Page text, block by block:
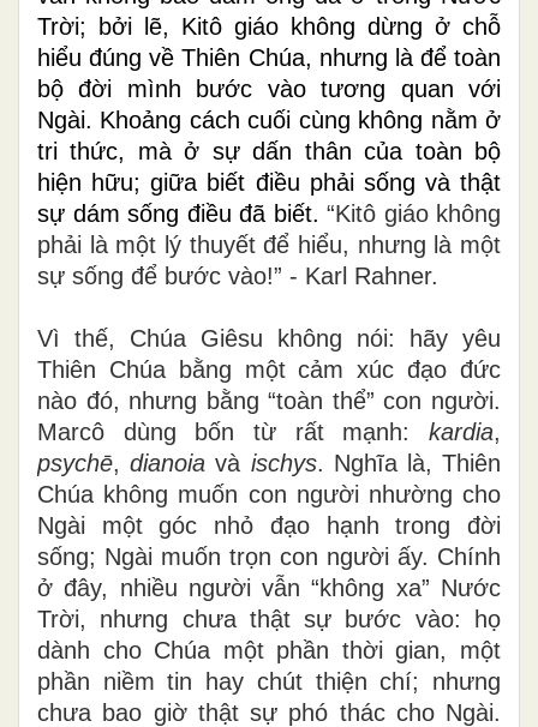
Trời; bởi lẽ, Kitô giáo không dừng ở chỗ
hiểu đúng về Thiên Chúa, nhưng là để toàn
bộ đời mình bước vào tương quan với
Ngài. Khoảng cách cuối cùng không nằm ở
tri thức,
mà ở sự dấn thân của toàn bộ
hiện hữu;giữa biết điều phải sống và thật
sự dám sống điều đã biết. “Kitô giáo không
phải là một lý thuyết để hiểu, nhưng là một
sự sống để bước vào!” - Karl Rahner.
Vì thế, Chúa Giêsu không nói: hãy yêu
Thiên Chúa bằng một cảm xúc đạo đức
nào đó, nhưng bằng “toàn thể” con người.
Marcô dùng bốn từ rất mạnh: kardia,
psychē,dianoia và ischys. Nghĩa là, Thiên
Chúa không muốn con người nhường cho
Ngài một góc nhỏ đạo hạnh trong đời
sống; Ngài muốn trọn con người ấy. Chính
ở đây, nhiều người vẫn “không xa” Nước
Trời, nhưng chưa thật sự bước vào: họ
dành cho Chúa một phần thời gian, một
phần niềm tin hay chút thiện chí; nhưng
chưa bao giờ thật sự phó thác cho Ngài.